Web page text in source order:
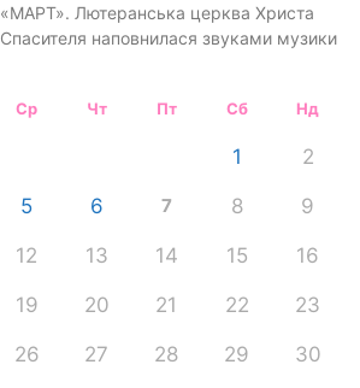
«МАРТ». Лютеранська церква Христа
Спасителя наповнилася звуками музики
Ср Чт Пт Сб Нд
1 2
5 6 7 8 9
12 13 14 15 16
19 20 21 22 23
26 27 28 29 30